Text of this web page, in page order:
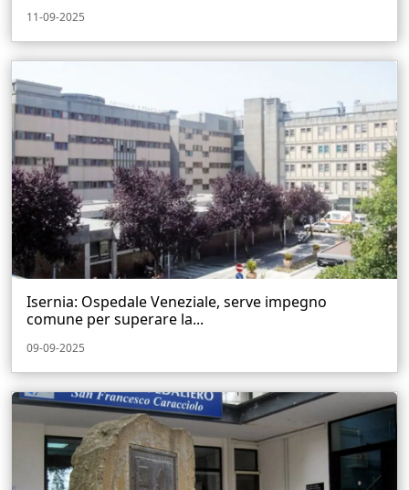
11-09-2025
Isernia: Ospedale Veneziale, serve impegno
comune per superare la...
09-09-2025